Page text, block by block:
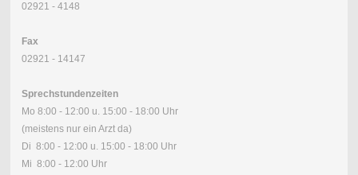
02921 - 4148
Fax
02921 - 14147
Sprechstundenzeiten
Mo 8:00 - 12:00 u. 15:00 - 18:00 Uhr
(meistens nur ein Arzt da)
Di 8:00 - 12:00 u. 15:00 - 18:00 Uhr
Mi 8:00 - 12:00 Uhr